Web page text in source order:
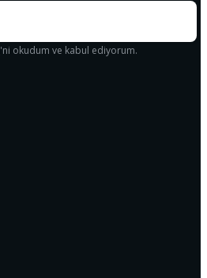
'ni okudum ve kabul ediyorum.